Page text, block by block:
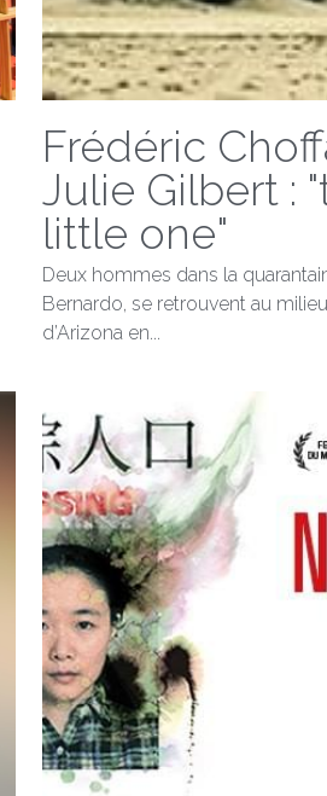
Frédéric
Julie Gilbert :
little one"
Deux hommes dans la
Bernardo, se retrouvent au
d’Arizona en...